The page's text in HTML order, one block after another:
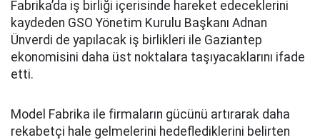
Fabrika’da iş birliği içerisinde hareket edeceklerini
kaydeden GSO Yönetim Kurulu Başkanı Adnan
Ünverdi de yapılacak iş birlikleri ile Gaziantep
ekonomisini daha üst noktalara taşıyacaklarını ifade
etti.
Model Fabrika ile firmaların gücünü artırarak daha
rekabetçi hale gelmelerini hedeflediklerini belirten